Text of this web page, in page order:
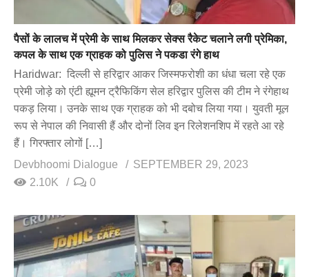
पैसों के लालच में प्रेमी के साथ मिलकर सेक्स रैकेट चलाने लगी प्रेमिका,
कपल के साथ एक ग्राहक को पुलिस ने पकडा रंगे हाथ
Haridwar: दिल्ली से हरिद्वार आकर जिस्मफरोशी का धंधा चला रहे एक
प्रेमी जोड़े को एंटी ह्यूमन ट्रैफिकिंग सेल हरिद्वार पुलिस की टीम ने रंगेहाथ
पकड़ लिया। उनके साथ एक ग्राहक को भी दबोच लिया गया। युवती मूल
रूप से नेपाल की निवासी हैं और दोनों लिव इन रिलेशनशिप में रहते आ रहे
हैं। गिरफ्तार लोगों […]
Devbhoomi Dialogue
SEPTEMBER 29, 2023
2.10K
0